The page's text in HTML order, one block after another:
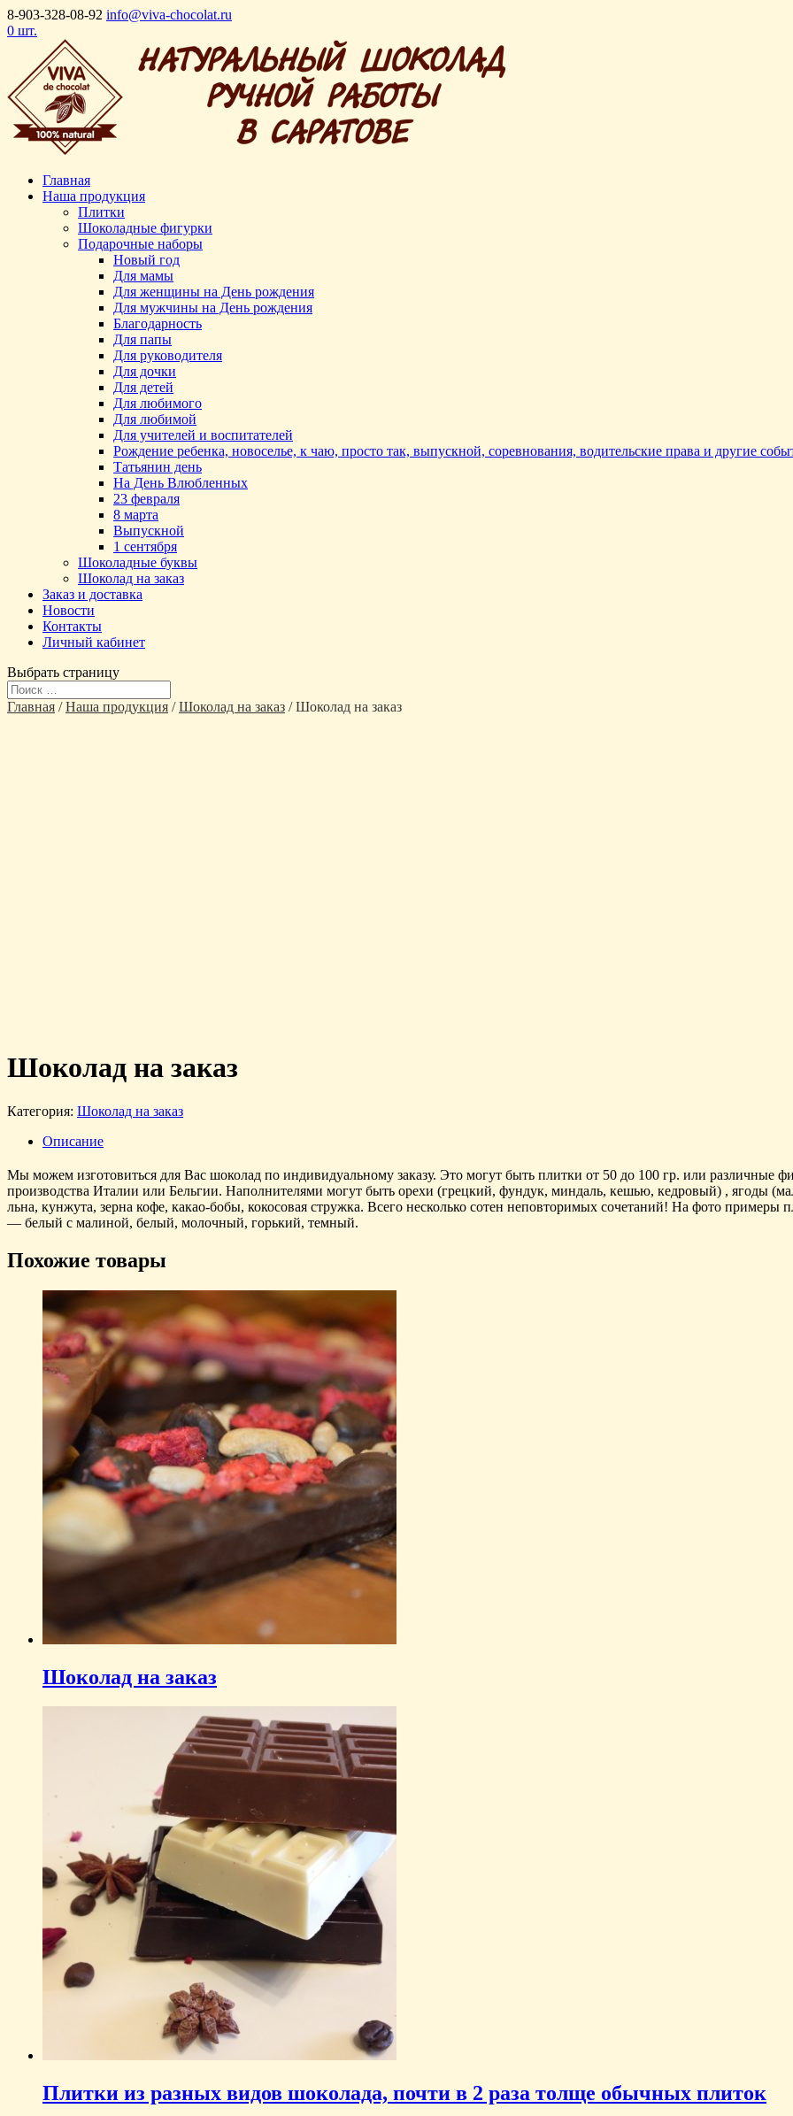
8-903-328-08-92 info@viva-chocolat.ru
0 шт.
Главная
Наша продукция
Плитки
Шоколадные фигурки
Подарочные наборы
Новый год
Для мамы
Для женщины на День рождения
Для мужчины на День рождения
Благодарность
Для папы
Для руководителя
Для дочки
Для детей
Для любимого
Для любимой
Для учителей и воспитателей
Рождение ребенка, новоселье, к чаю, просто так, выпускной, соревнования, водительские права и другие
Татьянин день
На День Влюбленных
23 февраля
8 марта
Выпускной
1 сентября
Шоколадные буквы
Шоколад на заказ
Заказ и доставка
Новости
Контакты
Личный кабинет
Выбрать страницу
Главная /Наша продукция /Шоколад на заказ / Шоколад на заказ
Шоколад на заказ
Категория: Шоколад на заказ
Описание
Мы можем изготовиться для Вас шоколад по индивидуальному заказу. Это могут быть плитки от 50 до 100 гр. или различные
производства Италии или Бельгии. Наполнителями могут быть орехи (грецкий, фундук, миндаль, кешью, кедровый) , ягоды
льна, кунжута, зерна кофе, какао-бобы, кокосовая стружка. Всего несколько сотен неповторимых сочетаний! На фото примеры
— белый с малиной, белый, молочный, горький, темный.
Похожие товары
Шоколад на заказ
Плитки из разных видов шоколада, почти в 2 раза толще обычных плиток